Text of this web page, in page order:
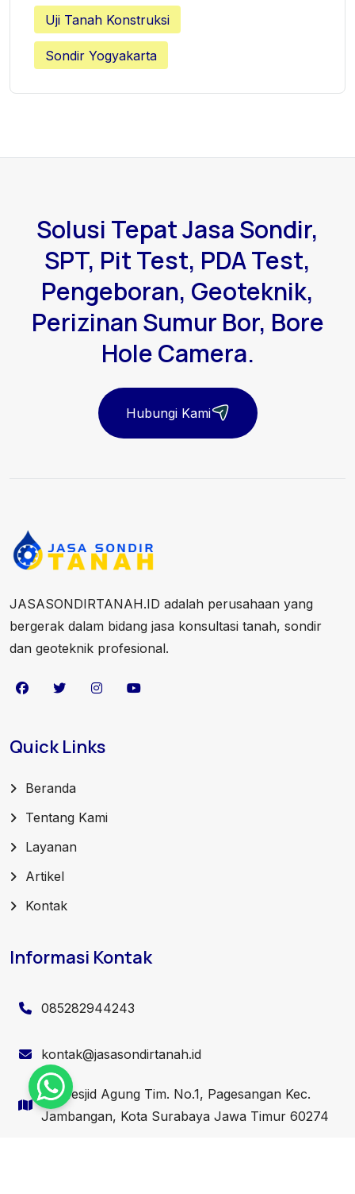
Uji Tanah Konstruksi
Sondir Yogyakarta
Solusi Tepat Jasa Sondir,
SPT, Pit Test, PDA Test,
Pengeboran, Geoteknik,
Perizinan Sumur Bor, Bore
Hole Camera.
Hubungi Kami
JASASONDIRTANAH.ID adalah perusahaan yang
bergerak dalam bidang jasa konsultasi tanah, sondir
dan geoteknik profesional.
Quick Links
Beranda
Tentang Kami
Layanan
Artikel
Kontak
Informasi Kontak
085282944243
kontak@jasasondirtanah.id
Jl. Mesjid Agung Tim. No.1, Pagesangan Kec.
Jambangan, Kota Surabaya Jawa Timur 60274